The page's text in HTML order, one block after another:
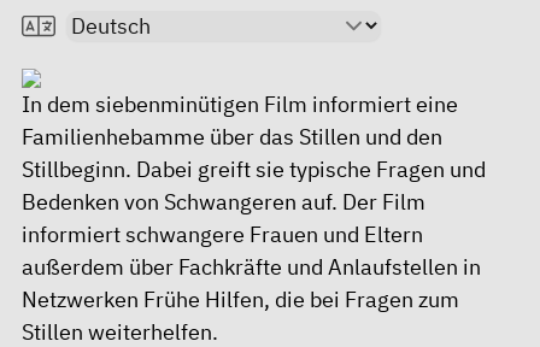
In dem siebenminütigen Film informiert eine
Familienhebamme über das Stillen und den
Stillbeginn. Dabei greift sie typische Fragen und
Bedenken von Schwangeren auf. Der Film
informiert schwangere Frauen und Eltern
außerdem über Fachkräfte und Anlaufstellen in
Netzwerken Frühe Hilfen, die bei Fragen zum
Stillen weiterhelfen.